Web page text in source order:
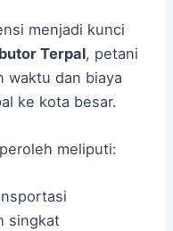
menjadi kunci
Terpal, petani
waktu dan biaya
ke kota besar.
meliputi:
singkat